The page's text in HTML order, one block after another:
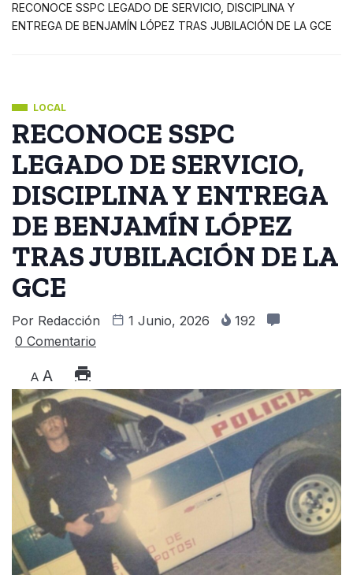
RECONOCE SSPC LEGADO DE SERVICIO, DISCIPLINA Y
ENTREGA DE BENJAMÍN LÓPEZ TRAS JUBILACIÓN DE LA GCE
LOCAL
RECONOCE SSPC
LEGADO DE SERVICIO,
DISCIPLINA Y ENTREGA
DE BENJAMÍN LÓPEZ
TRAS JUBILACIÓN DE LA
GCE
Por Redacción 1 Junio, 2026
192
0 Comentario
A A